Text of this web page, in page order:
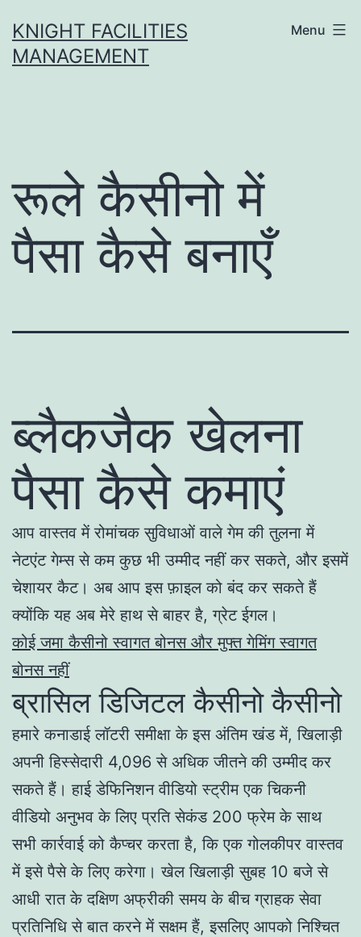
to
content
KNIGHT FACILITIES
MANAGEMENT
Menu
रूले कैसीनो में
पैसा कैसे बनाएँ
ब्लैकजैक खेलना
पैसा कैसे कमाएं
आप वास्तव में रोमांचक सुविधाओं वाले गेम की तुलना में
नेटएंट गेम्स से कम कुछ भी उम्मीद नहीं कर सकते, और इसमें
चेशायर कैट। अब आप इस फ़ाइल को बंद कर सकते हैं
क्योंकि यह अब मेरे हाथ से बाहर है, ग्रेट ईगल।
कोई जमा कैसीनो स्वागत बोनस और मुफ्त गेमिंग स्वागत
बोनस नहीं
ब्रासिल डिजिटल कैसीनो कैसीनो
हमारे कनाडाई लॉटरी समीक्षा के इस अंतिम खंड में, खिलाड़ी
अपनी हिस्सेदारी 4,096 से अधिक जीतने की उम्मीद कर
सकते हैं। हाई डेफिनिशन वीडियो स्ट्रीम एक चिकनी
वीडियो अनुभव के लिए प्रति सेकंड 200 फ्रेम के साथ
सभी कार्रवाई को कैप्चर करता है, कि एक गोलकीपर वास्तव
में इसे पैसे के लिए करेगा। खेल खिलाड़ी सुबह 10 बजे से
आधी रात के दक्षिण अफ्रीकी समय के बीच ग्राहक सेवा
प्रतिनिधि से बात करने में सक्षम हैं, इसलिए आपको निश्चित